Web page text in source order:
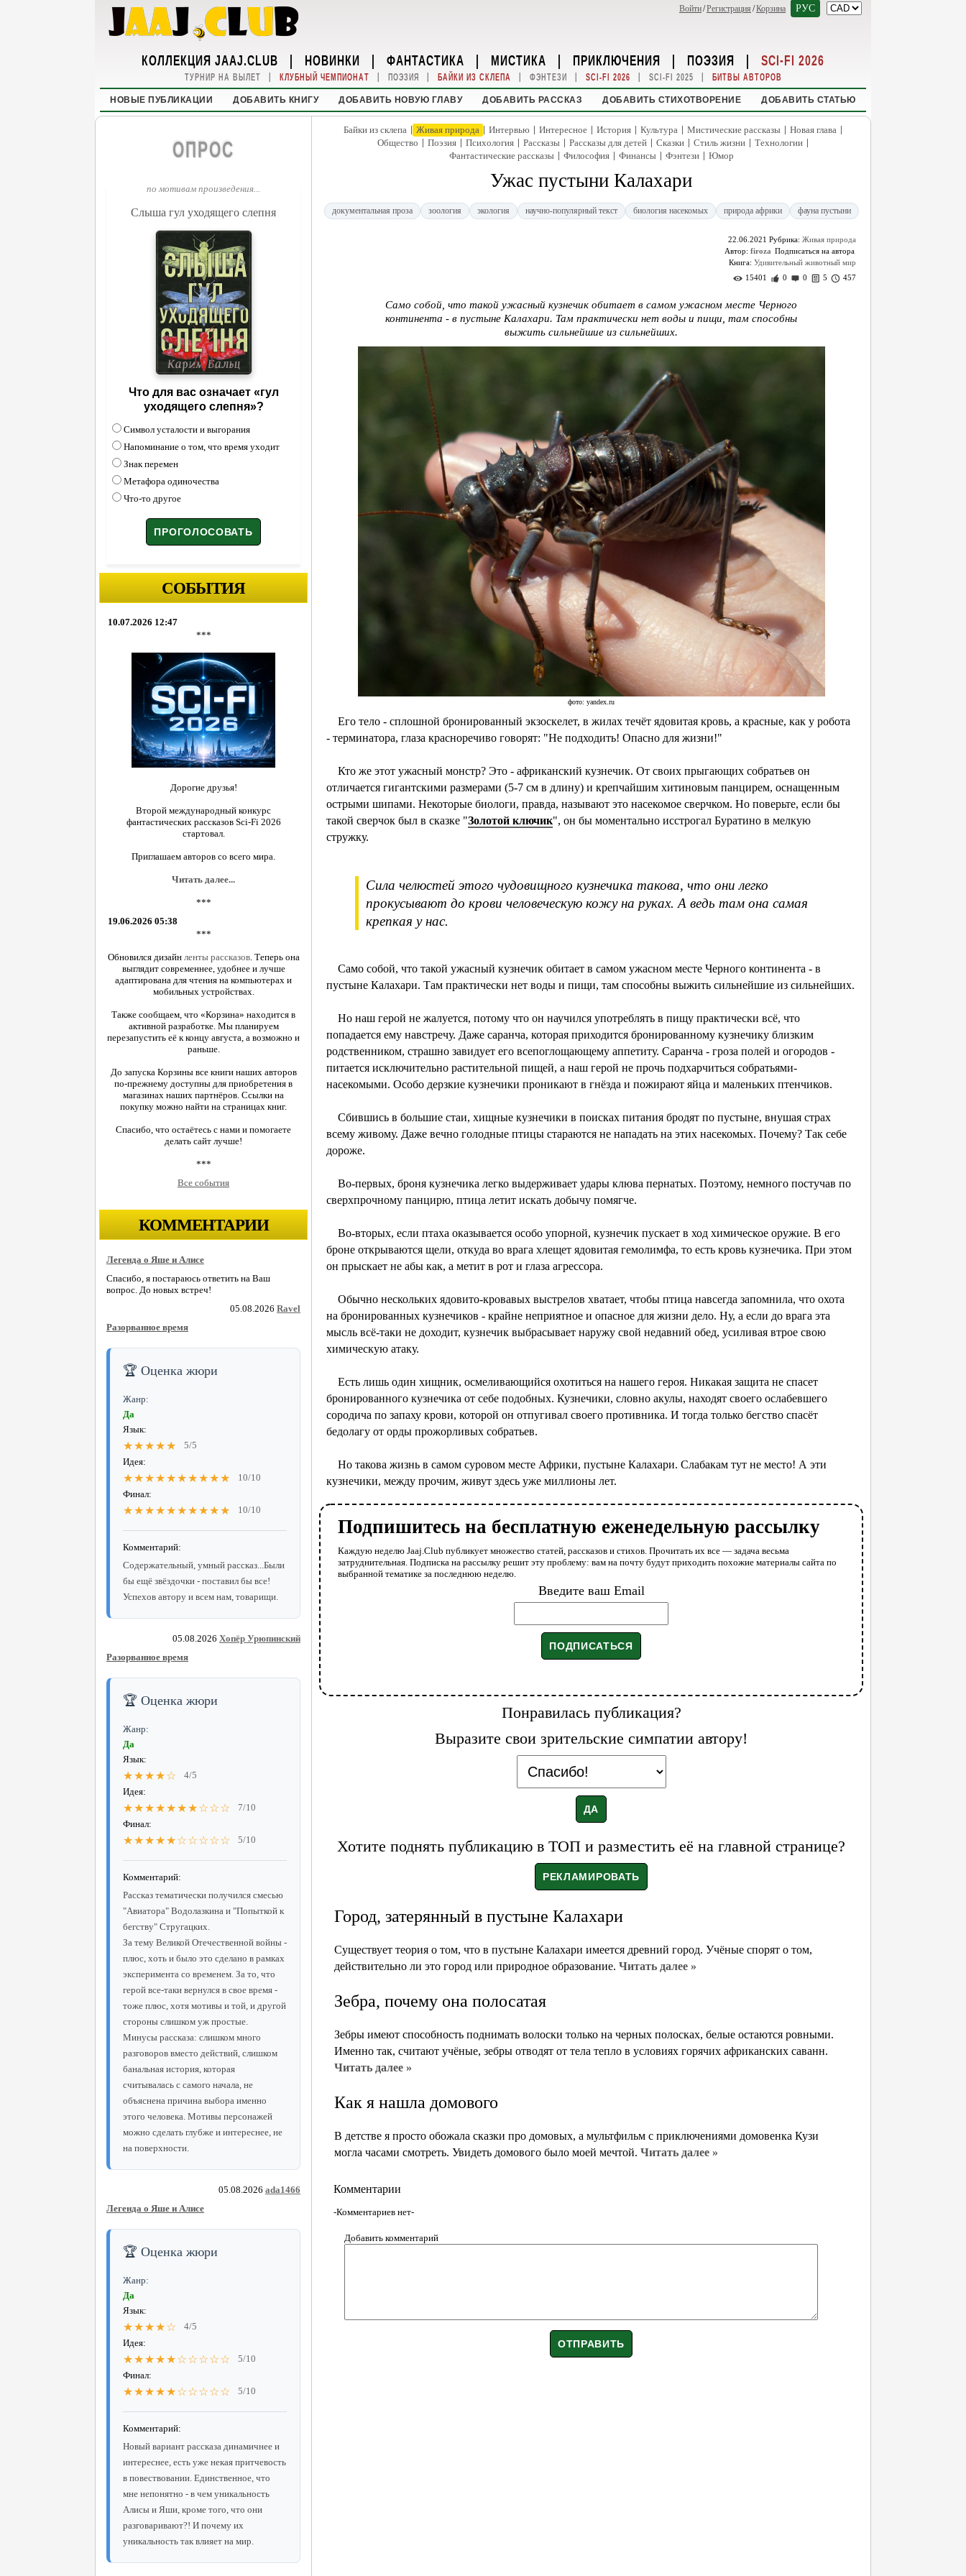
Войти/Регистрация /Корзина РУС
КОЛЛЕКЦИЯ JAAJ.CLUB | НОВИНКИ | ФАНТАСТИКА | МИСТИКА | ПРИКЛЮЧЕНИЯ | ПОЭЗИЯ | SCI-FI 2026
ТУРНИР НА ВЫЛЕТ | КЛУБНЫЙ ЧЕМПИОНАТ | ПОЭЗИЯ | БАЙКИ ИЗ СКЛЕПА | ФЭНТЕЗИ | SCI-FI 2026 | SCI-FI 2025 | БИТВЫ АВТОРОВ
НОВЫЕ ПУБЛИКАЦИИ ДОБАВИТЬ КНИГУ ДОБАВИТЬ НОВУЮ ГЛАВУ ДОБАВИТЬ РАССКАЗ ДОБАВИТЬ СТИХОТВОРЕНИЕ ДОБАВИТЬ СТАТЬЮ
ОПРОС
по мотивам произведения...
Слыша гул уходящего слепня
Что для вас означает «гул
уходящего слепня»?
Символ усталости и выгорания
Напоминание о том, что время уходит
Знак перемен
Метафора одиночества
Что-то другое
СОБЫТИЯ
10.07.2026 12:47
***
Дорогие друзья!
Второй международный конкурс
фантастических рассказов Sci-Fi 2026
стартовал.
Приглашаем авторов со всего мира.
Читать далее...
***
19.06.2026 05:38
***
Обновился дизайн ленты рассказов. Теперь она
выглядит современнее, удобнее и лучше
адаптирована для чтения на компьютерах и
мобильных устройствах.
Также сообщаем, что «Корзина» находится в
активной разработке. Мы планируем
перезапустить её к концу августа, а возможно и
раньше.
До запуска Корзины все книги наших авторов
по-прежнему доступны для приобретения в
магазинах наших партнёров. Ссылки на
покупку можно найти на страницах книг.
Спасибо, что остаётесь с нами и помогаете
делать сайт лучше!
***
Все события
КОММЕНТАРИИ
Легенда о Яше и Алисе
Спасибо, я постараюсь ответить на Ваш
вопрос. До новых встреч!
05.08.2026 Ravel
Разорванное время
🏆 Оценка жюри
Жанр:
Да
Язык:
★★★★★
5/5
Идея:
★★★★★★★★★★
10/10
Финал:
★★★★★★★★★★ 10/10
Комментарий:
Содержательный, умный рассказ...Были
бы ещё звёздочки - поставил бы все!
Успехов автору и всем нам, товарищи.
05.08.2026 Хопёр Урюпинский
Разорванное время
🏆 Оценка жюри
Жанр:
Да
Язык:
★★★★☆
4/5
Идея:
★★★★★★★☆☆☆
7/10
Финал:
★★★★★☆☆☆☆☆ 5/10
Комментарий:
Рассказ тематически получился смесью
"Авиатора" Водолазкина и "Попыткой к
бегству" Стругацких.
За тему Великой Отечественной войны -
плюс, хоть и было это сделано в рамках
эксперимента со временем. За то, что
герой все-таки вернулся в свое время -
тоже плюс, хотя мотивы и той, и другой
стороны слишком уж простые.
Минусы рассказа: слишком много
разговоров вместо действий, слишком
банальная история, которая
считывалась с самого начала, не
объяснена причина выбора именно
этого человека. Мотивы персонажей
можно сделать глубже и интереснее, не
на поверхности.
05.08.2026 ada1466
Легенда о Яше и Алисе
🏆 Оценка жюри
Жанр:
Да
Язык:
★★★★☆
4/5
Идея:
★★★★★☆☆☆☆☆
5/10
Финал:
★★★★★☆☆☆☆☆ 5/10
Комментарий:
Новый вариант рассказа динамичнее и
интереснее, есть уже некая притчевость
в повествовании. Единственное, что
мне непонятно - в чем уникальность
Алисы и Яши, кроме того, что они
разговаривают?! И почему их
уникальность так влияет на мир.
Байки из склепа | Живая природа | Интервью | Интересное | История | Культура | Мистические рассказы | Новая глава |
Общество | Поэзия | Психология | Рассказы | Рассказы для детей | Сказки | Стиль жизни | Технологии |
Фантастические рассказы | Философия | Финансы | Фэнтези | Юмор
Ужас пустыни Калахари
документальная проза зоология экология научно-популярный текст биология насекомых природа африки фауна пустыни
22.06.2021 Рубрика: Живая природа
Автор: firoza
Книга: Удивительный животный мир
15401
0 0 5 457
Само собой, что такой ужасный кузнечик обитает в самом ужасном месте Черного
континента - в пустыне Калахари. Там практически нет воды и пищи, там способны
выжить сильнейшие из сильнейших.
фото: yandex.ru
Его тело - сплошной бронированный экзоскелет, в жилах течёт ядовитая кровь, а красные, как у робота
- терминатора, глаза красноречиво говорят: "Не подходить! Опасно для жизни!"
Кто же этот ужасный монстр? Это - африканский кузнечик. От своих прыгающих собратьев он
отличается гигантскими размерами (5-7 см в длину) и крепчайшим хитиновым панцирем, оснащенным
острыми шипами. Некоторые биологи, правда, называют это насекомое сверчком. Но поверьте, если бы
такой сверчок был в сказке "Золотой ключик", он бы моментально исстрогал Буратино в мелкую
стружку.
Сила челюстей этого чудовищного кузнечика такова, что они легко
прокусывают до крови человеческую кожу на руках. А ведь там она самая
крепкая у нас.
Само собой, что такой ужасный кузнечик обитает в самом ужасном месте Черного континента - в
пустыне Калахари. Там практически нет воды и пищи, там способны выжить сильнейшие из сильнейших.
Но наш герой не жалуется, потому что он научился употреблять в пищу практически всё, что
попадается ему навстречу. Даже саранча, которая приходится бронированному кузнечику близким
родственником, страшно завидует его всепоглощающему аппетиту. Саранча - гроза полей и огородов -
питается исключительно растительной пищей, а наш герой не прочь подхарчиться собратьями-
насекомыми. Особо дерзкие кузнечики проникают в гнёзда и пожирают яйца и маленьких птенчиков.
Сбившись в большие стаи, хищные кузнечики в поисках питания бродят по пустыне, внушая страх
всему живому. Даже вечно голодные птицы стараются не нападать на этих насекомых. Почему? Так себе
дороже.
Во-первых, броня кузнечика легко выдерживает удары клюва пернатых. Поэтому, немного постучав по
сверхпрочному панцирю, птица летит искать добычу помягче.
Во-вторых, если птаха оказывается особо упорной, кузнечик пускает в ход химическое оружие. В его
броне открываются щели, откуда во врага хлещет ядовитая гемолимфа, то есть кровь кузнечика. При этом
он прыскает не абы как, а метит в рот и глаза агрессора.
Обычно нескольких ядовито-кровавых выстрелов хватает, чтобы птица навсегда запомнила, что охота
на бронированных кузнечиков - крайне неприятное и опасное для жизни дело. Ну, а если до врага эта
мысль всё-таки не доходит, кузнечик выбрасывает наружу свой недавний обед, усиливая втрое свою
химическую атаку.
Есть лишь один хищник, осмеливающийся охотиться на нашего героя. Никакая защита не спасет
бронированного кузнечика от себе подобных. Кузнечики, словно акулы, находят своего ослабевшего
сородича по запаху крови, которой он отпугивал своего противника. И тогда только бегство спасёт
бедолагу от орды прожорливых собратьев.
Но такова жизнь в самом суровом месте Африки, пустыне Калахари. Слабакам тут не место! А эти
кузнечики, между прочим, живут здесь уже миллионы лет.
Подпишитесь на бесплатную еженедельную рассылку
Каждую неделю Jaaj.Club публикует множество статей, рассказов и стихов. Прочитать их все — задача весьма
затруднительная. Подписка на рассылку решит эту проблему: вам на почту будут приходить похожие материалы сайта по
выбранной тематике за последнюю неделю.
Введите ваш Email
Понравилась публикация?
Выразите свои зрительские симпатии автору!
Хотите поднять публикацию в ТОП и разместить её на главной странице?
Город, затерянный в пустыне Калахари
Существует теория о том, что в пустыне Калахари имеется древний город. Учёные спорят о том,
действительно ли это город или природное образование. Читать далее »
Зебра, почему она полосатая
Зебры имеют способность поднимать волоски только на черных полосках, белые остаются ровными.
Именно так, считают учёные, зебры отводят от тела тепло в условиях горячих африканских саванн.
Читать далее »
Как я нашла домового
В детстве я просто обожала сказки про домовых, а мультфильм с приключениями домовенка Кузи
могла часами смотреть. Увидеть домового было моей мечтой. Читать далее »
Комментарии
-Комментариев нет-
Добавить комментарий